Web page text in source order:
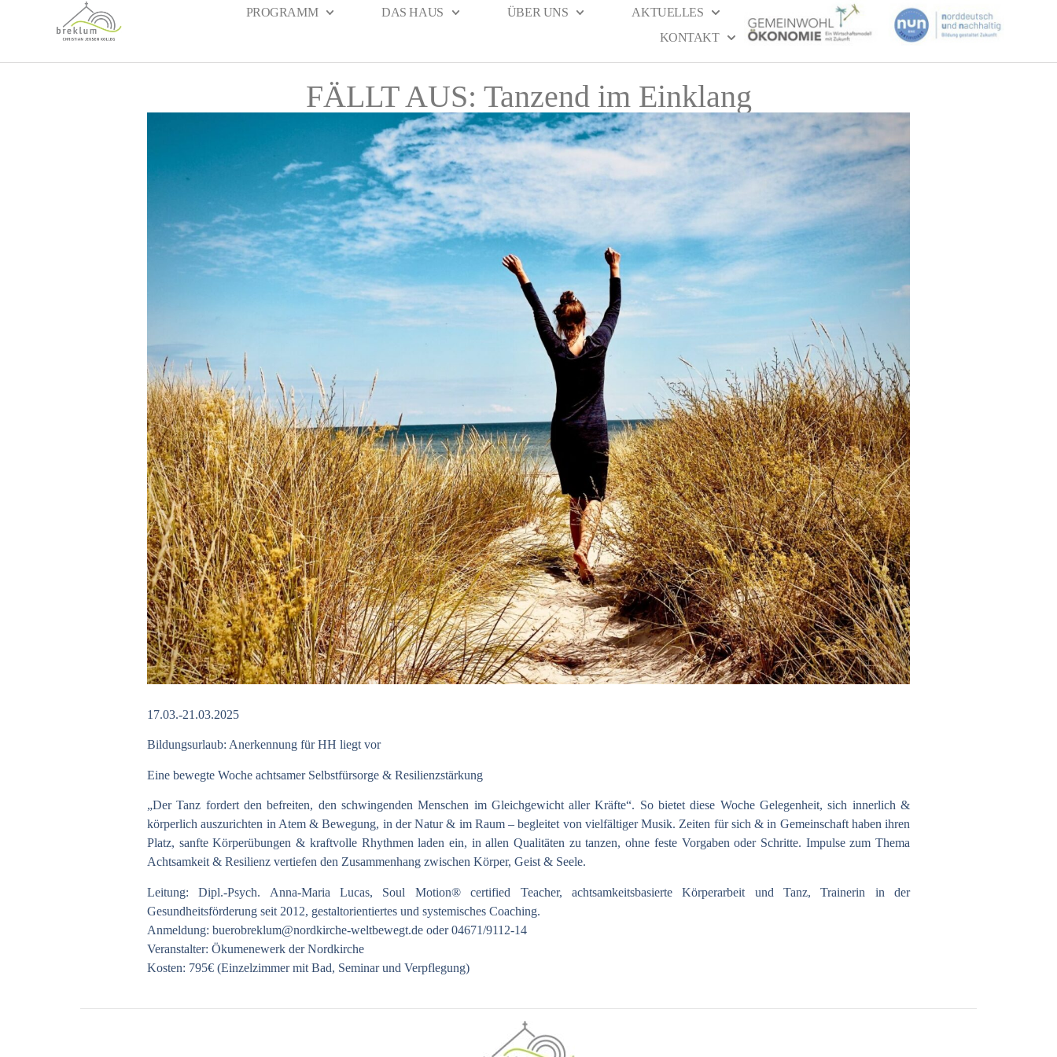
PROGRAMM DAS HAUS ÜBER UNS
AKTUELLES
KONTAKT
FÄLLT AUS: Tanzend im Einklang
17.03.-21.03.2025
Bildungsurlaub: Anerkennung für HH liegt vor
Eine bewegte Woche achtsamer Selbstfürsorge & Resilienzstärkung
„Der Tanz fordert den befreiten, den schwingenden Menschen im Gleichgewicht aller Kräfte“. So bietet diese Woche Gelegenheit, sich innerlich &
körperlich auszurichten in Atem & Bewegung, in der Natur & im Raum – begleitet von vielfältiger Musik. Zeiten für sich & in Gemeinschaft haben ihren
Platz, sanfte Körperübungen & kraftvolle Rhythmen laden ein, in allen Qualitäten zu tanzen, ohne feste Vorgaben oder Schritte. Impulse zum Thema
Achtsamkeit & Resilienz vertiefen den Zusammenhang zwischen Körper, Geist & Seele.
Leitung: Dipl.-Psych. Anna-Maria Lucas, Soul Motion® certified Teacher, achtsamkeitsbasierte Körperarbeit und Tanz, Trainerin in der
Gesundheitsförderung seit 2012, gestaltorientiertes und systemisches Coaching.
Anmeldung: buerobreklum@nordkirche-weltbewegt.de oder 04671/9112-14
Veranstalter: Ökumenewerk der Nordkirche
Kosten: 795€ (Einzelzimmer mit Bad, Seminar und Verpflegung)